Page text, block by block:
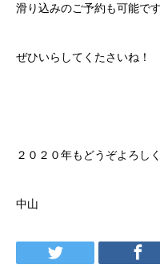
滑り込みのご予約も可能です
ぜひいらしてくたさいね！
２０２０年もどうぞよろし
中山